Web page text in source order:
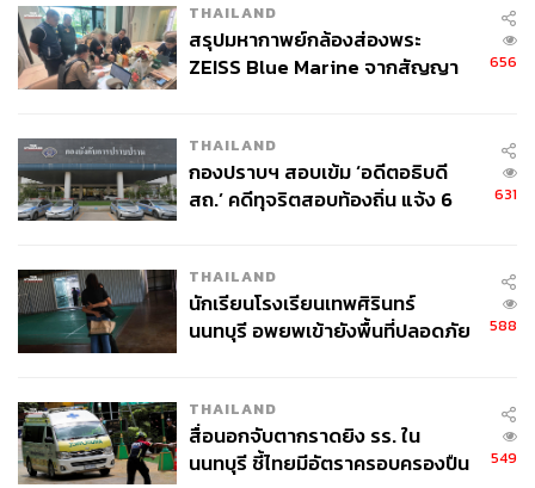
THAILAND
สรุปมหากาพย์กล้องส่องพระ
ZEISS Blue Marine จากสัญญา
จ่ายหนี้-แอบระบุแบรนด์
656
THAILAND
กองปราบฯ สอบเข้ม ‘อดีตอธิบดี
สถ.’ คดีทุจริตสอบท้องถิ่น แจ้ง 6
631
THAILAND
นักเรียนโรงเรียนเทพศิรินทร์
นนทบุรี อพยพเข้ายังพื้นที่ปลอดภัย
588
THAILAND
สื่อนอกจับตากราดยิง รร. ใน
นนทบุรี ชี้ไทยมีอัตราครอบครองปืน
549